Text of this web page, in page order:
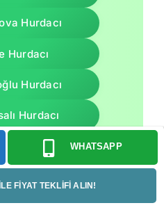
Hurdacı
Hurdacı
Hurdacı
Hurdacı
Hurdacı
Hurdacı
WHATSAPP
FİYAT TEKLİFİ ALIN!